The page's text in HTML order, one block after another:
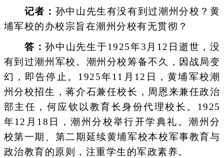
记者： 孙中山先生有没有到过潮州分校？黄
埔军校的办校宗旨在潮州分校有无贯彻？
答：孙中山先生于1925年3月12日逝世，没
有到过潮州军校。潮州分校筹备不久，因战局变
幻，即告停止。1925年11月12日，黄埔军校潮
州分校招生，蒋介石兼任校长，周恩来兼任政治
部主任，何应钦以教育长身份代理校长。1925
年12月18日，潮州分校举行开学典礼。潮州分
校第一期、第二期延续黄埔军校本校军事教育与
政治教育的原则，注重学生的军政素养。